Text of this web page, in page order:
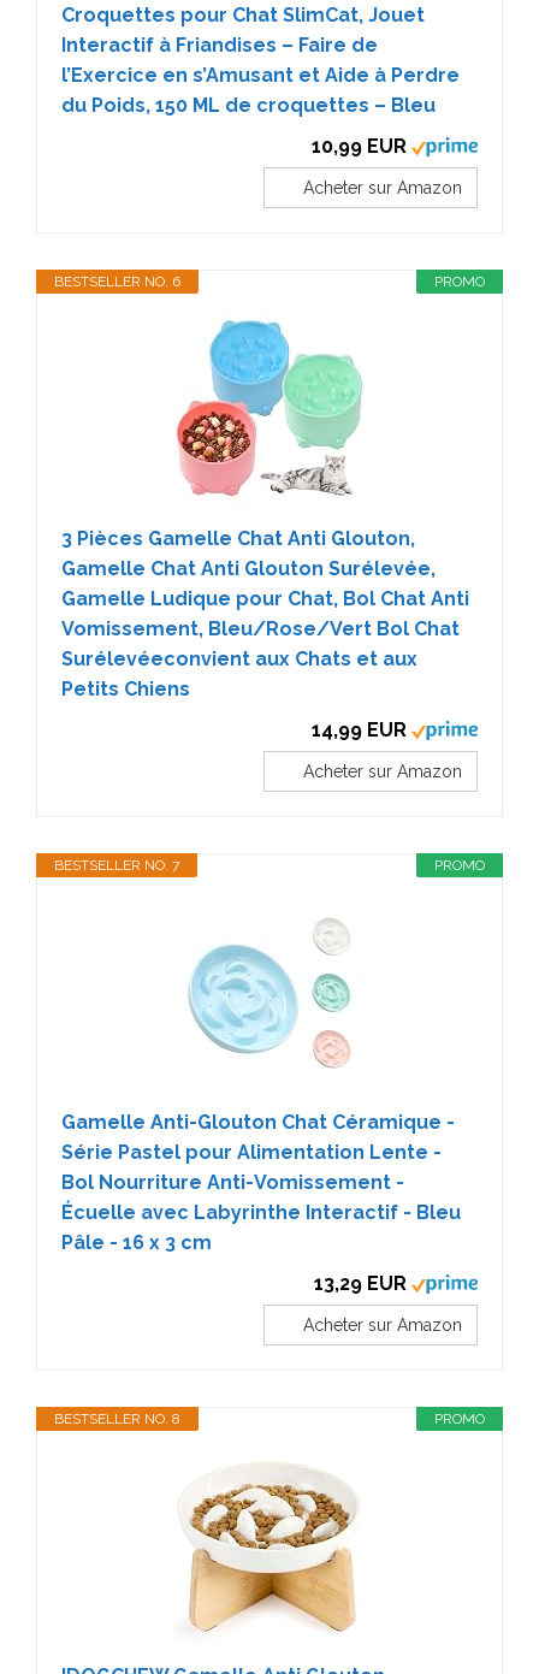
Croquettes pour Chat SlimCat, Jouet
Interactif à Friandises – Faire de
l’Exercice en s’Amusant et Aide à Perdre
du Poids, 150 ML de croquettes – Bleu
10,99 EUR
Acheter sur Amazon
PROMO
BESTSELLER NO. 6
3 Pièces Gamelle Chat Anti Glouton,
Gamelle Chat Anti Glouton Surélevée,
Gamelle Ludique pour Chat, Bol Chat Anti
Vomissement, Bleu/Rose/Vert Bol Chat
Surélevéeconvient aux Chats et aux
Petits Chiens
14,99 EUR
Acheter sur Amazon
PROMO
BESTSELLER NO. 7
Gamelle Anti-Glouton Chat Céramique -
Série Pastel pour Alimentation Lente -
Bol Nourriture Anti-Vomissement -
Écuelle avec Labyrinthe Interactif - Bleu
Pâle - 16 x 3 cm
13,29 EUR
Acheter sur Amazon
PROMO
BESTSELLER NO. 8